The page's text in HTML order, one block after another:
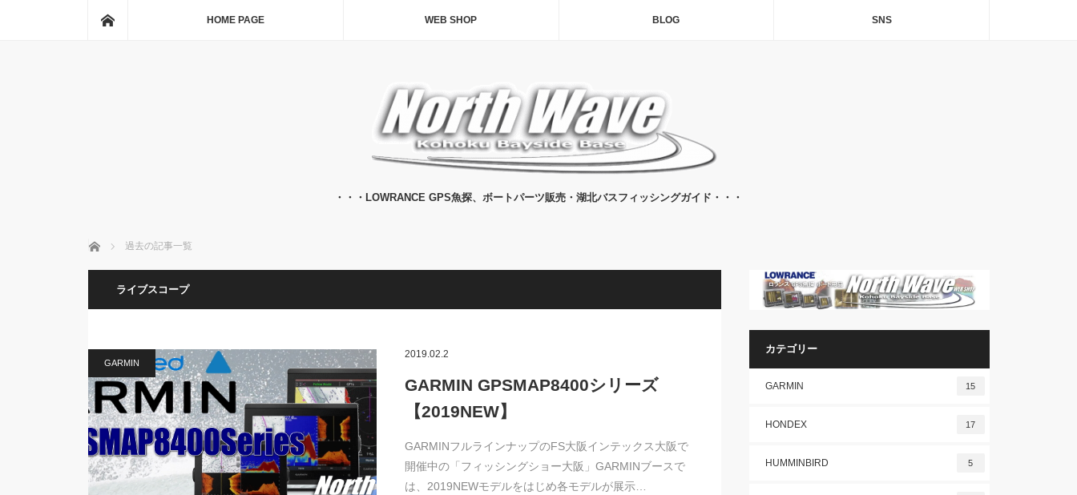
HOME PAGE WEB SHOP BLOG SNS
・・・LOWRANCE GPS魚探、ボートパーツ販売・湖北バスフィッシングガイド・・・
ホーム 過去の記事一覧
ライブスコープ
GARMIN
2019.02.2
GARMIN GPSMAP8400シリーズ
【2019NEW】
GARMINフルラインナップのFS大阪インテックス大阪で
開催中の「フィッシングショー大阪」GARMINブースで
は、2019NEWモデルをはじめ各モデルが展示…
カテゴリー
GARMIN 15
HONDEX 17
HUMMINBIRD 5